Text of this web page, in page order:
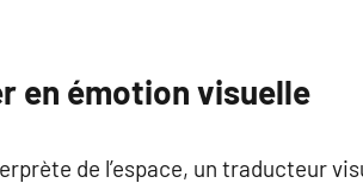
en émotion visuelle
de l’espace, un traducteur